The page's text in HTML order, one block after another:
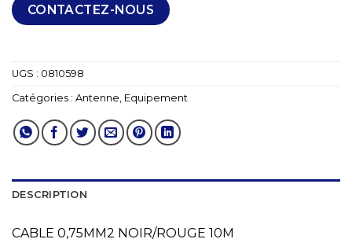
CONTACTEZ-NOUS
UGS : 0810598
Catégories : Antenne Equipement
DESCRIPTION
CABLE 0,75MM2 NOIR/ROUGE 10M